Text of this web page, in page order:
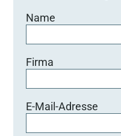
Name
Firma
E-Mail-Adresse